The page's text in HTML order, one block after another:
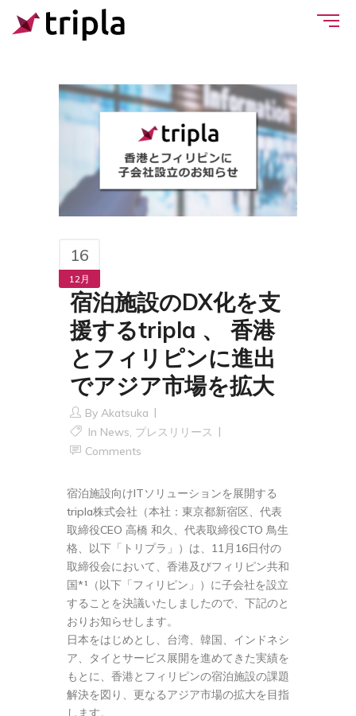
16
12月
宿泊施設のDX化を支
援するtripla 、 香港
とフィリピンに進出
でアジア市場を拡大
By Akatsuka
In News, プレスリリース
Comments
宿泊施設向けITソリューションを展開する
tripla株式会社（本社：東京都新宿区、代表
取締役CEO 高橋 和久、代表取締役CTO 鳥生
格、以下「トリプラ」）は、11月16日付の
取締役会において、香港及びフィリピン共和
国*¹（以下「フィリピン」）に子会社を設立
することを決議いたしましたので、下記のと
おりお知らせします。
日本をはじめとし、台湾、韓国、インドネシ
ア、タイとサービス展開を進めてきた実績を
もとに、香港とフィリピンの宿泊施設の課題
解決を図り、更なるアジア市場の拡大を目指
します。